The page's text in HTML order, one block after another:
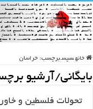
خانه سپس برچسب: خراسان
بایگانی/آرشیو
تحولات فلسطین و